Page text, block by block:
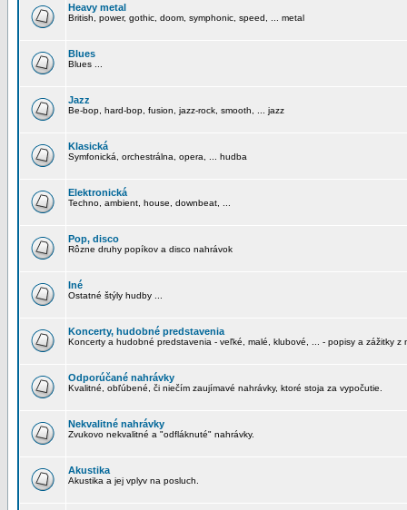
Heavy metal
British, power, gothic, doom, symphonic, speed, ... metal
Blues
Blues ...
Jazz
Be-bop, hard-bop, fusion, jazz-rock, smooth, ... jazz
Klasická
Symfonická, orchestrálna, opera, ... hudba
Elektronická
Techno, ambient, house, downbeat, ...
Pop, disco
Rôzne druhy popíkov a disco nahrávok
Iné
Ostatné štýly hudby ...
Koncerty, hudobné predstavenia
Koncerty a hudobné predstavenia - veľké, malé, klubové, ... - popisy a zážitky z
Odporúčané nahrávky
Kvalitné, obľúbené, či niečím zaujímavé nahrávky, ktoré stoja za vypočutie.
Nekvalitné nahrávky
Zvukovo nekvalitné a "odfláknuté" nahrávky.
Akustika
Akustika a jej vplyv na posluch.